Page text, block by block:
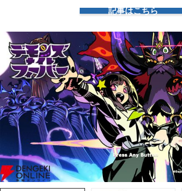
記事はこちら